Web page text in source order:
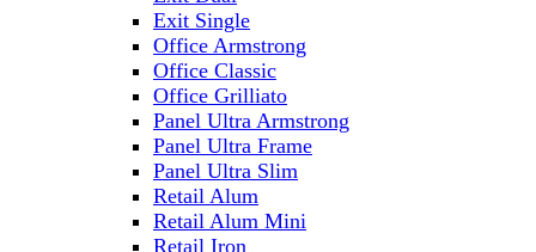
Exit Single
Office Armstrong
Office Classic
Office Grilliato
Panel Ultra Armstrong
Panel Ultra Frame
Panel Ultra Slim
Retail Alum
Retail Alum Mini
Retail Iron